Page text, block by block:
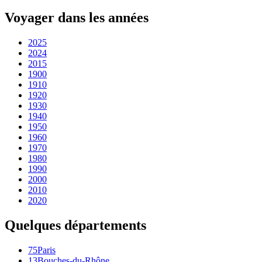
Voyager dans les années
2025
2024
2015
1900
1910
1920
1930
1940
1950
1960
1970
1980
1990
2000
2010
2020
Quelques départements
75Paris